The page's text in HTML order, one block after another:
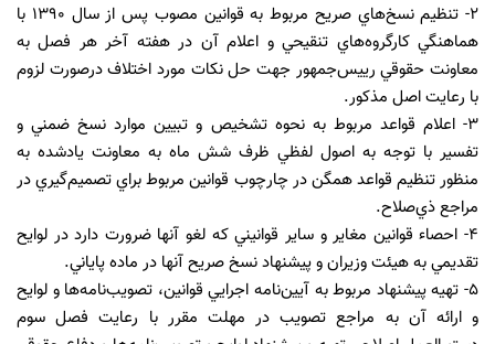
٢- تنظيم نسخ‌هاي صريح مربوط به قوانين مصوب پس از سال ١٣٩٠ با
هماهنگي كارگروه‌هاي تنقيحي و اعلام آن در هفته آخر هر فصل به
معاونت حقوقي رييس‌جمهور جهت حل نكات مورد اختلاف درصورت لزوم
با رعايت اصل مذكور.
٣- اعلام قواعد مربوط به نحوه تشخيص و تبيين موارد نسخ ضمني و
تفسير با توجه به اصول لفظي ظرف شش ماه به معاونت يادشده به
منظور تنظيم قواعد همگن در چارچوب قوانين مربوط براي تصميم‌گيري در
مراجع ذي‌صلاح.
٤- احصاء قوانين مغاير و ساير قوانيني كه لغو آنها ضرورت دارد در لوايح
تقديمي به هيئت وزيران و پيشنهاد نسخ صريح آنها در ماده پاياني.
٥- تهيه پيشنهاد مربوط به آيين‌نامه اجرايي قوانين، تصويب‌نامه‌ها و لوايح
و ارائه آن به مراجع تصويب در مهلت مقرر با رعايت فصل سوم